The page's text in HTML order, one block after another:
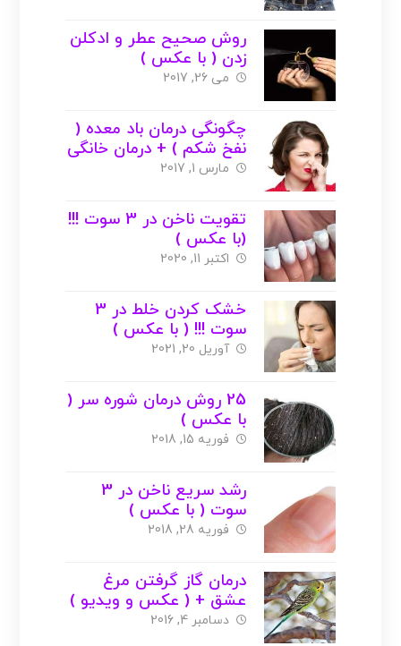
روش صحیح عطر و ادکلن
زدن ( با عکس )
می 26, 2017
چگونگی درمان باد معده (
نفخ شکم ) + درمان خانگی
و گیاهی + عکس
مارس 1, 2017
تقویت ناخن در 3 سوت !!!
(با عکس )
اکتبر 11, 2020
خشک کردن خلط در 3
سوت !!! ( با عکس )
آوریل 20, 2021
25 روش درمان شوره سر (
با عکس )
فوریه 15, 2018
رشد سریع ناخن در 3
سوت ( با عکس )
فوریه 28, 2018
درمان گاز گرفتن مرغ
عشق + ( عکس و ویدیو )
دسامبر 4, 2016